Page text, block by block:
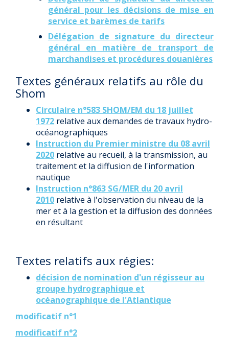
général pour les décisions de mise en
service et barèmes de tarifs
Délégation de signature du directeur
général en matière de transport de
marchandises et procédures douanières
Textes généraux relatifs au rôle du
Shom
Circulaire n°583 SHOM/EM du 18 juillet
1972 relative aux demandes de travaux hydro-
océanographiques
Instruction du Premier ministre du 08 avril
2020 relative au recueil, à la transmission, au
traitement et la diffusion de l'information
nautique
Instruction n°863 SG/MER du 20 avril
2010 relative à l'observation du niveau de la
mer et à la gestion et la diffusion des données
en résultant
Textes relatifs aux régies:
décision de nomination d'un régisseur au
groupe hydrographique et
océanographique de l'Atlantique
modificatif n°1
modificatif n°2